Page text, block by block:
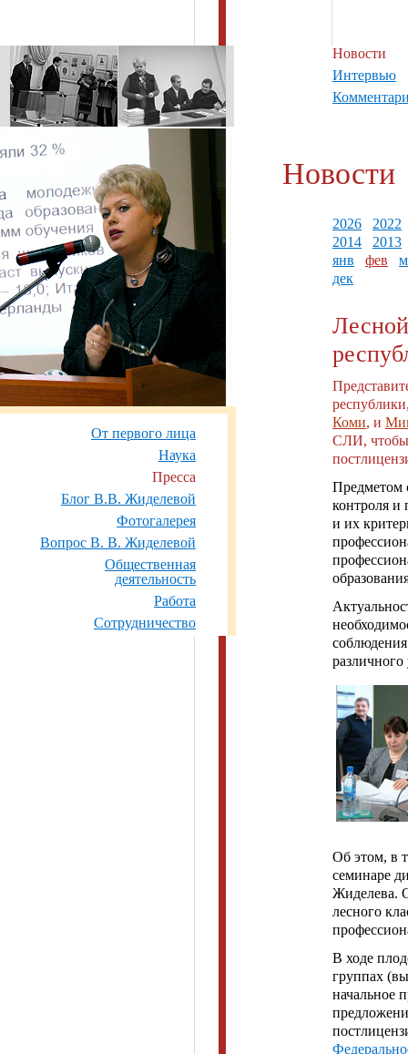
От первого лица
Наука
Пресса
Блог В.В. Жиделевой
Фотогалерея
Вопрос В. В. Жиделевой
Общественная
деятельность
Работа
Сотрудничество
Новости
Интервью
Новости
2026
2022
2014
2013
янв
фев
дек
Коми, и
СЛИ, чтобы
Предметом
контроля и
и их
Об этом, в
семинаре
Жиделева.
лесного
В ходе
группах
начальное